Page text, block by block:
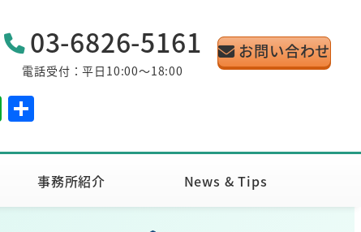
03-6826-5161
電話受付：平日10:00～18:00
お問い合わせ
E
v
er
ot
共
事務所紹介 News & Tips